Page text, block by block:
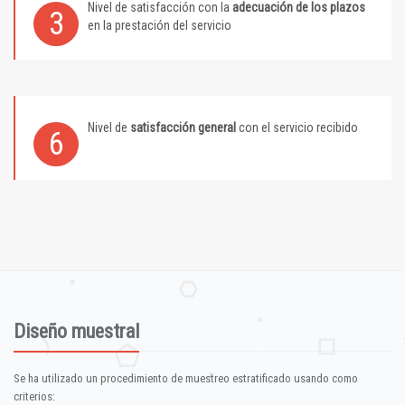
3 Nivel de satisfacción con la adecuación de los plazos
en la prestación del servicio
6 Nivel de satisfacción general con el servicio recibido
Diseño muestral
Se ha utilizado un procedimiento de muestreo estratificado usando como
criterios: